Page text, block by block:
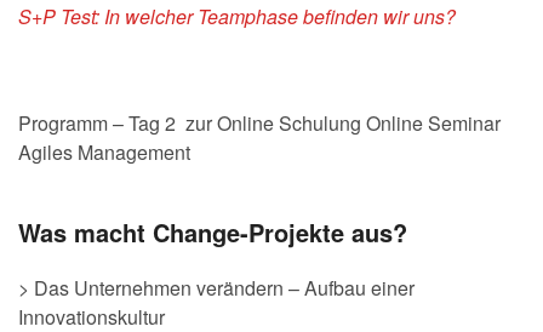
S+P Test: In welcher Teamphase befinden wir uns?
Programm – Tag 2 zur Online Schulung Online Seminar
Agiles Management
Was macht Change-Projekte aus?
> Das Unternehmen verändern – Aufbau einer
Innovationskultur